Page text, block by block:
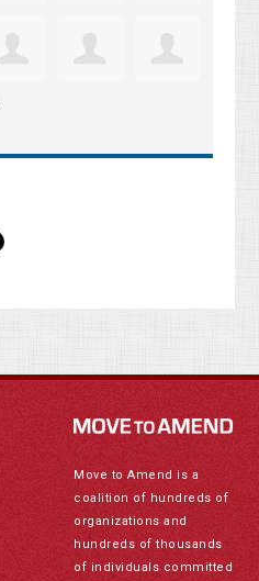
Move to Amend is a
coalition of hundreds of
organizations and
hundreds of thousands
of individuals committed